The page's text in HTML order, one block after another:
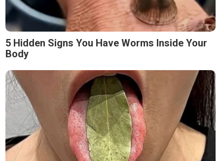
5 Hidden Signs You Have Worms Inside Your
Body